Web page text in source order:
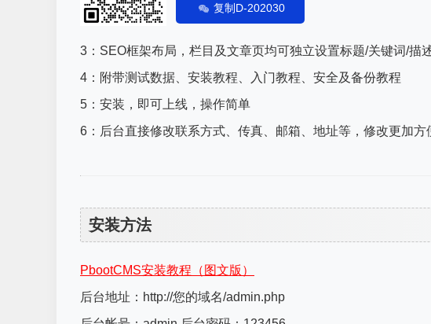
复制D-202030
3：SEO框架布局，栏目及文章页均可独立设置标题/关键词/描
4：附带测试数据、安装教程、入门教程、安全及备份教程
5：安装，即可上线，操作简单
6：后台直接修改联系方式、传真、邮箱、地址等，修改更加方
安装方法
PbootCMS安装教程（图文版）
后台地址：http://您的域名/admin.php